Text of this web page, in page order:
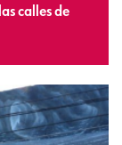
calles de